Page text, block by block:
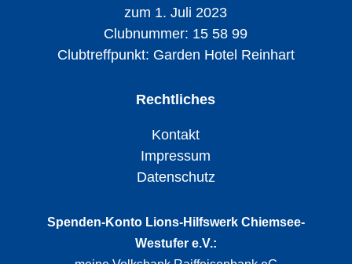
zum 1. Juli 2023
Clubnummer: 15 58 99
Clubtreffpunkt: Garden Hotel Reinhart
Rechtliches
Kontakt
Impressum
Datenschutz
Spenden-Konto Lions-Hilfswerk Chiemsee-
Westufer e.V.: